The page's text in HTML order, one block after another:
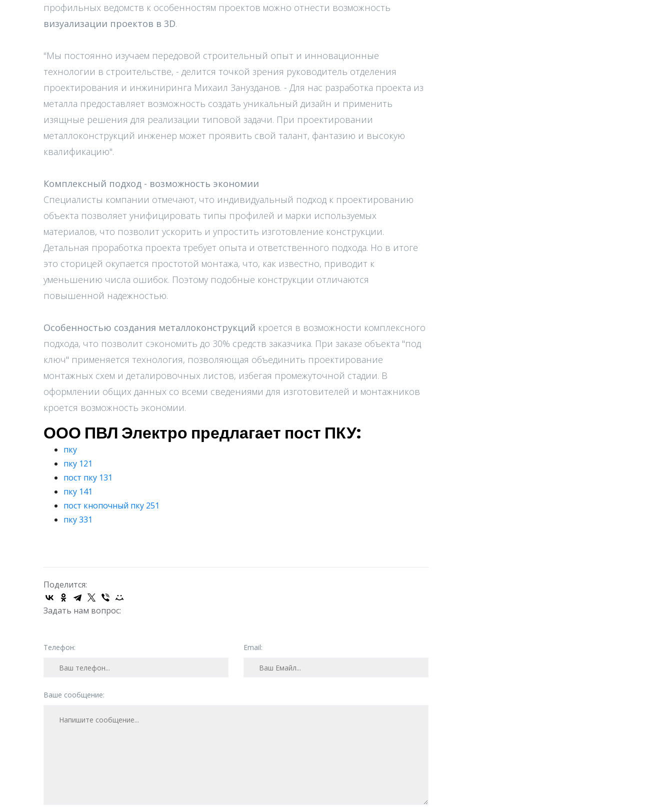
профильных ведомств к особенностям проектов можно отнести возможность
визуализации проектов в 3D.
"Мы постоянно изучаем передовой строительный опыт и инновационные
технологии в строительстве, - делится точкой зрения руководитель отделения
проектирования и инжиниринга Михаил Занузданов. - Для нас разработка проекта из
металла предоставляет возможность создать уникальный дизайн и применить
изящные решения для реализации типовой задачи. При проектировании
металлоконструкций инженер может проявить свой талант, фантазию и высокую
квалификацию".
Комплексный подход - возможность экономии
Специалисты компании отмечают, что индивидуальный подход к проектированию
объекта позволяет унифицировать типы профилей и марки используемых
материалов, что позволит ускорить и упростить изготовление конструкции.
Детальная проработка проекта требует опыта и ответственного подхода. Но в итоге
это сторицей окупается простотой монтажа, что, как известно, приводит к
уменьшению числа ошибок. Поэтому подобные конструкции отличаются
повышенной надежностью.
Особенностью создания металлоконструкций кроется в возможности комплексного
подхода, что позволит сэкономить до 30% средств заказчика. При заказе объекта "под
ключ" применяется технология, позволяющая объединить проектирование
монтажных схем и деталировочных листов, избегая промежуточной стадии. В
оформлении общих данных со всеми сведениями для изготовителей и монтажников
кроется возможность экономии.
ООО ПВЛ Электро предлагает пост ПКУ:
пку
пку 121
пост пку 131
пку 141
пост кнопочный пку 251
пку 331
Поделится:
Задать нам вопрос:
Телефон: Email:
Ваше сообщение: